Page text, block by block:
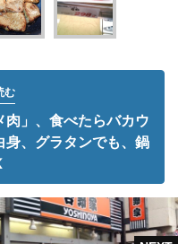
む
」、食べたらバカウ
、グラタンでも、鍋